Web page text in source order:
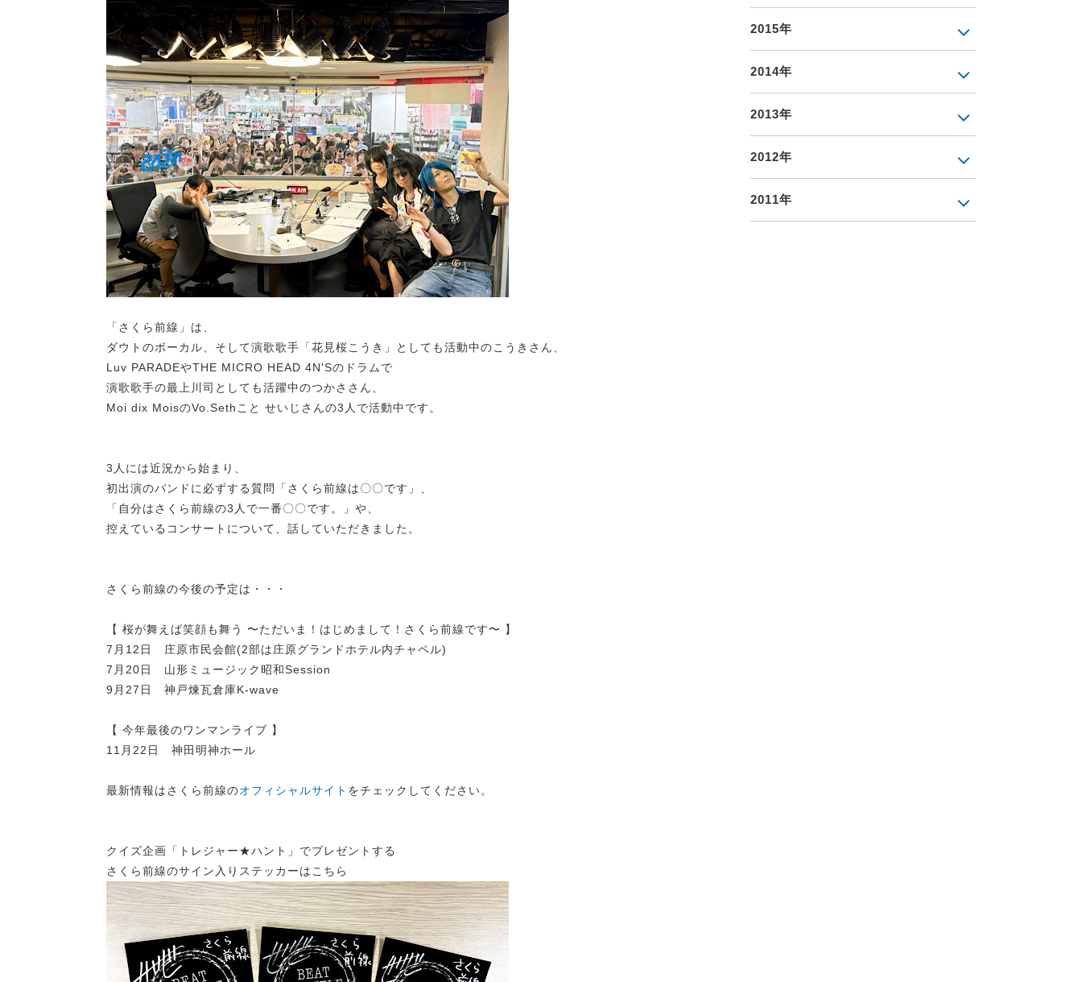
「さくら前線」は、
ダウトのボーカル、そして演歌歌手「花見桜こうき」としても活動中のこうきさん、
Luv PARADEやTHE MICRO HEAD 4N'Sのドラムで
演歌歌手の最上川司としても活躍中のつかささん、
Moi dix MoisのVo.Sethこと せいじさんの3人で活動中です。
3人には近況から始まり、
初出演のバンドに必ずする質問「さくら前線は〇〇です」、
「自分はさくら前線の3人で一番〇〇です。」や、
控えているコンサートについて、話していただきました。
さくら前線の今後の予定は・・・
【 桜が舞えば笑顔も舞う 〜ただいま！はじめまして！さくら前線です〜 】
7月12日 庄原市民会館(2部は庄原グランドホテル内チャペル)
7月20日 山形ミュージック昭和Session
9月27日 神戸煉瓦倉庫K-wave
【 今年最後のワンマンライブ 】
11月22日 神田明神ホール
最新情報はさくら前線のオフィシャルサイト をチェックしてください。
クイズ企画「トレジャー★ハント」でプレゼントする
さくら前線のサイン入りステッカーはこちら
2015年
2014年
2013年
2012年
2011年